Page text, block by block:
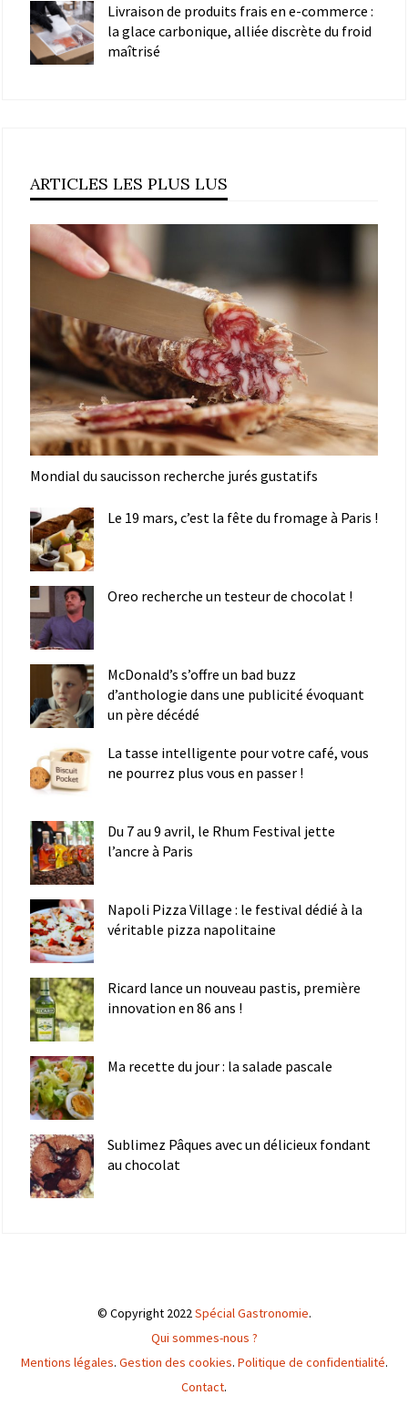
Livraison de produits frais en e-commerce :
la glace carbonique, alliée discrète du froid
maîtrisé
ARTICLES LES PLUS LUS
Mondial du saucisson recherche jurés gustatifs
Le 19 mars, c’est la fête du fromage à Paris !
Oreo recherche un testeur de chocolat !
McDonald’s s’offre un bad buzz
d’anthologie dans une publicité évoquant
un père décédé
La tasse intelligente pour votre café, vous
ne pourrez plus vous en passer !
Du 7 au 9 avril, le Rhum Festival jette
l’ancre à Paris
Napoli Pizza Village : le festival dédié à la
véritable pizza napolitaine
Ricard lance un nouveau pastis, première
innovation en 86 ans !
Ma recette du jour : la salade pascale
Sublimez Pâques avec un délicieux fondant
au chocolat
© Copyright 2022Spécial Gastronomie.
Qui sommes-nous ?
Mentions légales. Gestion des cookies. Politique de confidentialité.
Contact.